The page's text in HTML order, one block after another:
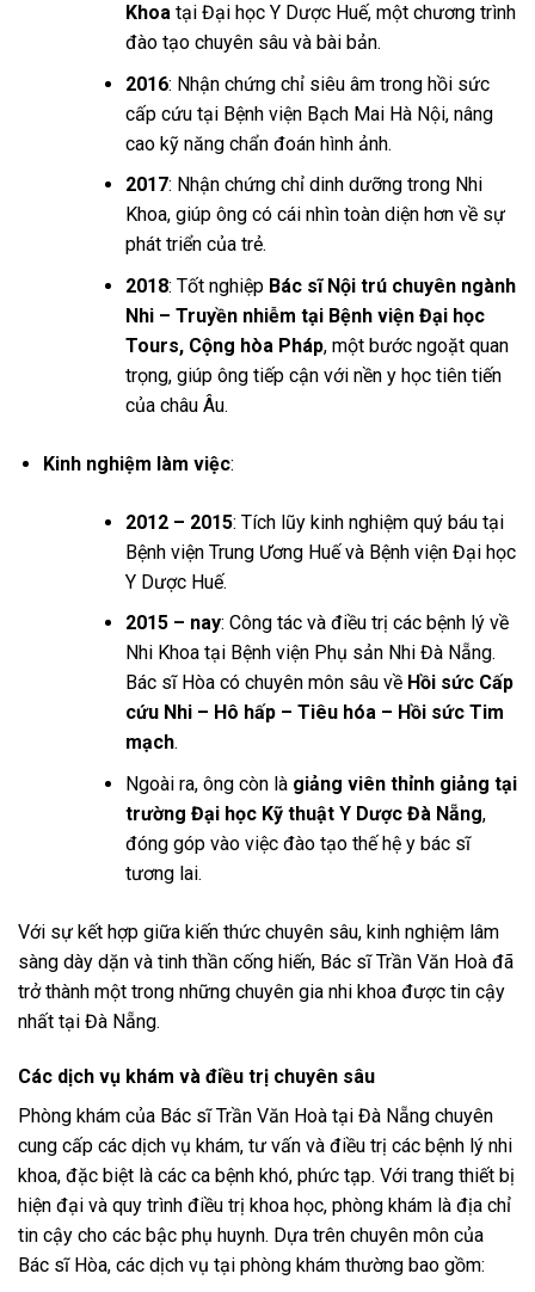
Khoatại Đại học Y Dược Huế, một chương trình
đào tạo chuyên sâu và bài bản.
2016: Nhận chứng chỉ siêu âm trong hồi sức
cấp cứu tại Bệnh viện Bạch Mai Hà Nội, nâng
cao kỹ năng chẩn đoán hình ảnh.
2017: Nhận chứng chỉ dinh dưỡng trong Nhi
Khoa, giúp ông có cái nhìn toàn diện hơn về sự
phát triển của trẻ.
2018: Tốt nghiệp Bác sĩ Nội trú chuyên ngành
Nhi – Truyền nhiễm tại Bệnh viện Đại học
Tours, Cộng hòa Pháp, một bước ngoặt quan
trọng, giúp ông tiếp cận với nền y học tiên tiến
của châu Âu.
Kinh nghiệm làm việc:
2012 – 2015: Tích lũy kinh nghiệm quý báu tại
Bệnh viện Trung Ương Huế và Bệnh viện Đại học
Y Dược Huế.
2015 – nay: Công tác và điều trị các bệnh lý về
Nhi Khoa tại Bệnh viện Phụ sản Nhi Đà Nẵng.
Bác sĩ Hòa có chuyên môn sâu về Hồi sức Cấp
cứu Nhi – Hô hấp – Tiêu hóa – Hồi sức Tim
mạch.
Ngoài ra, ông còn là giảng viên thỉnh giảng tại
trường Đại học Kỹ thuật Y Dược Đà Nẵng,
đóng góp vào việc đào tạo thế hệ y bác sĩ
tương lai.
Với sự kết hợp giữa kiến thức chuyên sâu, kinh nghiệm lâm
sàng dày dặn và tinh thần cống hiến, Bác sĩ Trần Văn Hoà đã
trở thành một trong những chuyên gia nhi khoa được tin cậy
nhất tại Đà Nẵng.
Các dịch vụ khám và điều trị chuyên sâu
Phòng khám của Bác sĩ Trần Văn Hoà tại Đà Nẵng chuyên
cung cấp các dịch vụ khám, tư vấn và điều trị các bệnh lý nhi
khoa, đặc biệt là các ca bệnh khó, phức tạp. Với trang thiết bị
hiện đại và quy trình điều trị khoa học, phòng khám là địa chỉ
tin cậy cho các bậc phụ huynh. Dựa trên chuyên môn của
Bác sĩ Hòa, các dịch vụ tại phòng khám thường bao gồm: